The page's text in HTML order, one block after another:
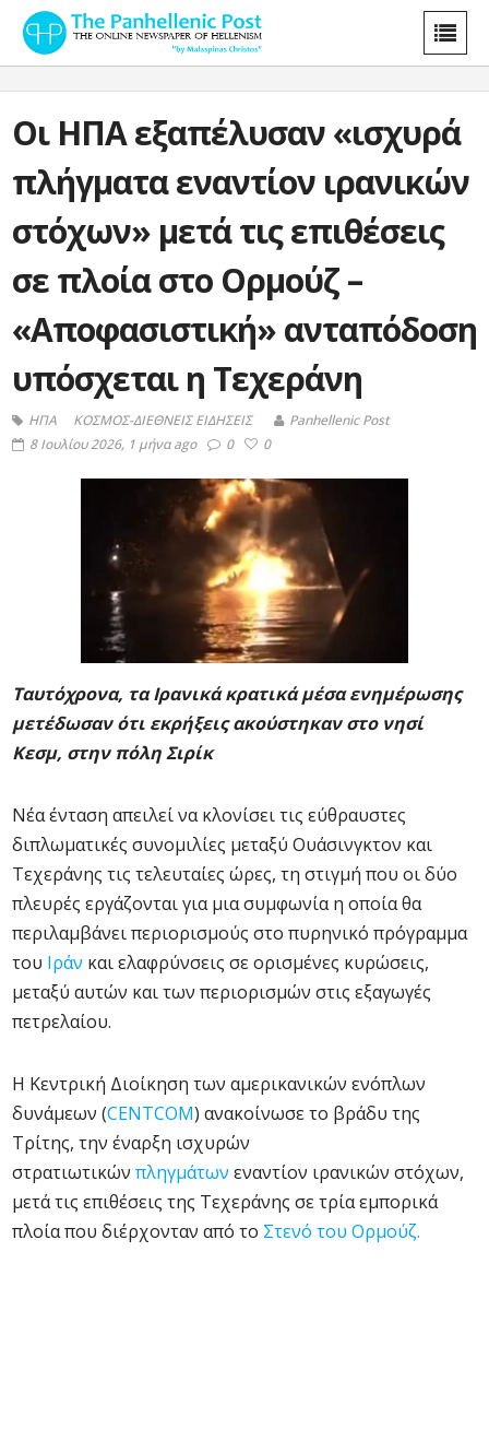
Οι ΗΠΑ εξαπέλυσαν «ισχυρά
πλήγματα εναντίον ιρανικών
στόχων» μετά τις επιθέσεις
σε πλοία στο Ορμούζ –
«Αποφασιστική» ανταπόδοση
υπόσχεται η Τεχεράνη
ΗΠΑ ΚΟΣΜΟΣ-ΔΙΕΘΝΕΙΣ ΕΙΔΗΣΕΙΣ
Panhellenic Post
8 Ιουλίου 2026, 1 μήνα ago
0 0
Ταυτόχρονα, τα Ιρανικά κρατικά μέσα ενημέρωσης
μετέδωσαν ότι εκρήξεις ακούστηκαν στο νησί
Κεσμ, στην πόλη Σιρίκ
Νέα ένταση απειλεί να κλονίσει τις εύθραυστες
διπλωματικές συνομιλίες μεταξύ Ουάσινγκτον και
Τεχεράνης τις τελευταίες ώρες, τη στιγμή που οι δύο
πλευρές εργάζονται για μια συμφωνία η οποία θα
περιλαμβάνει περιορισμούς στο πυρηνικό πρόγραμμα
του Ιράν και ελαφρύνσεις σε ορισμένες κυρώσεις,
μεταξύ αυτών και των περιορισμών στις εξαγωγές
πετρελαίου.
Η Κεντρική Διοίκηση των αμερικανικών ενόπλων
δυνάμεων (CENTCOM) ανακοίνωσε το βράδυ της
Τρίτης, την έναρξη ισχυρών
στρατιωτικών πληγμάτων εναντίον ιρανικών στόχων,
μετά τις επιθέσεις της Τεχεράνης σε τρία εμπορικά
πλοία που διέρχονταν από το Στενό του Ορμούζ.